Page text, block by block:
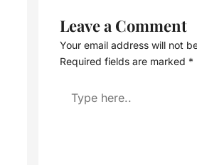
Leave a Comment
Your email address will not
Required fields are marked *
Type
here..